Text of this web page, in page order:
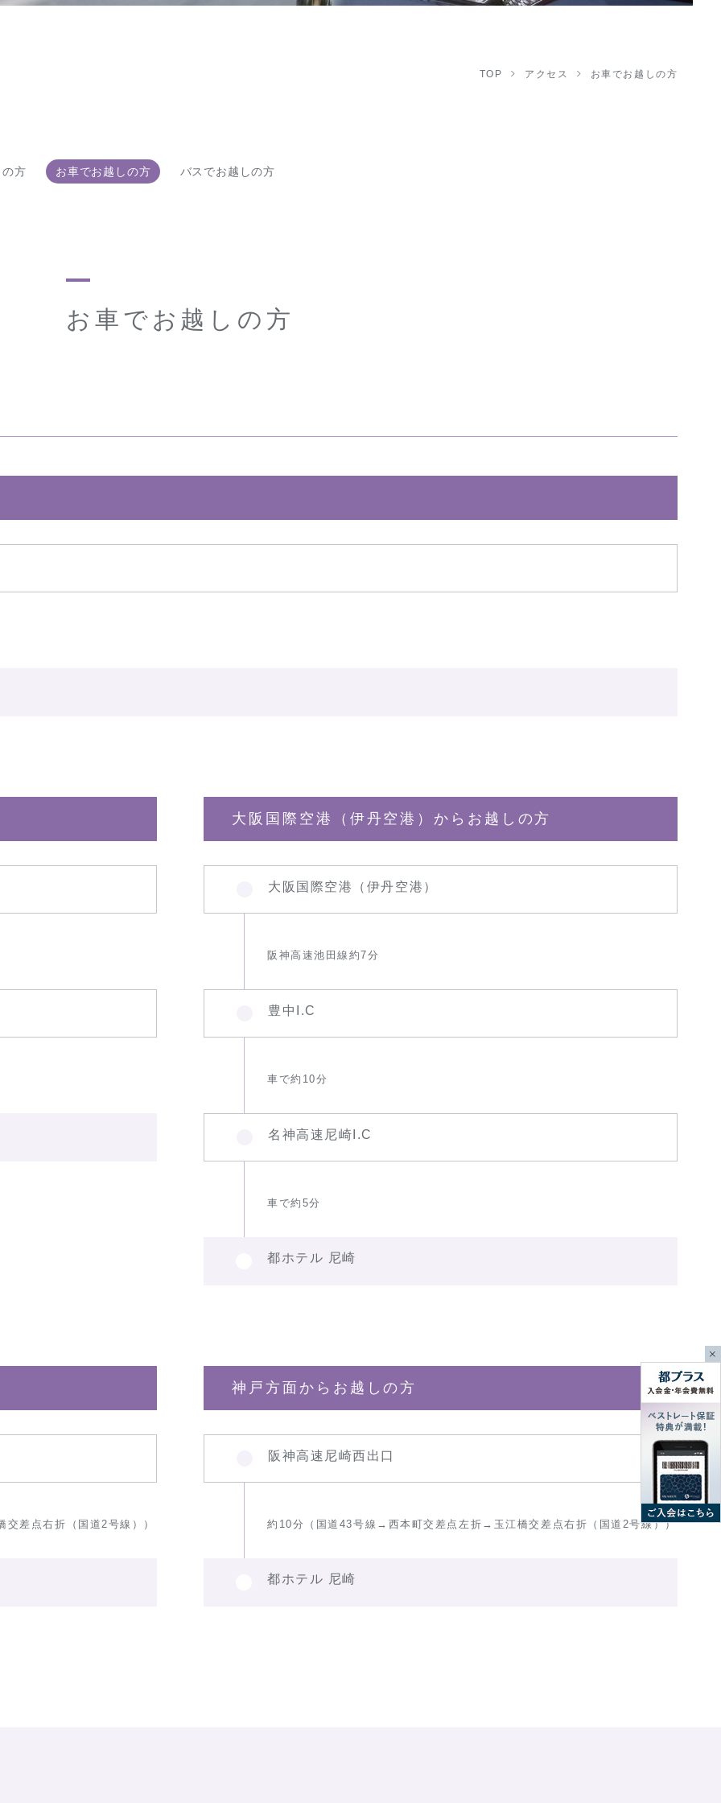
TOP アクセス お車でお越しの方
方 お車でお越しの方 バスでお越しの方
お車でお越しの方
大阪国際空港（伊丹空港）からお越しの方
大阪国際空港（伊丹空港）
阪神高速池田線約7分
豊中I.C
車で約10分
名神高速尼崎I.C
車で約5分
都ホテル 尼崎
差点右折（国道2号線））
神戸方面からお越しの方
阪神高速尼崎西出口
約10分（国道43号線→西本町交差点左折→玉江橋交差点右折（国道2号線））
都ホテル 尼崎